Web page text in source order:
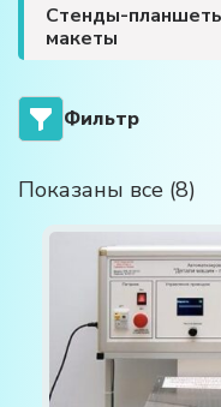
Стенды-
макеты
Фильтр
Показаны все (8)